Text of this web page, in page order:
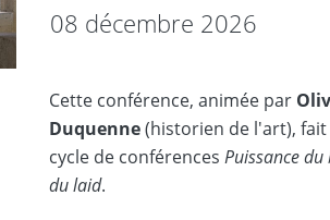
08 décembre 2026
Cette conférence, animée par
Duquenne(historien de l'art),
cycle de conférences Puissance
du laid.